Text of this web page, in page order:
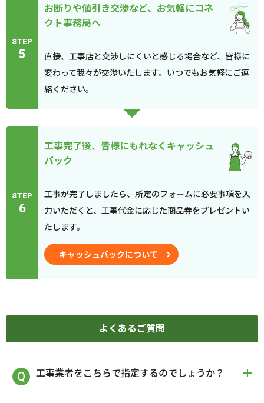
STEP
5
お断りや値引き交渉など、お気軽にコネ
クト事務局へ
直接、工事店と交渉しにくいと感じる場合など、皆様に
変わって我々が交渉いたします。いつでもお気軽にご連
絡ください。
STEP
6
工事完了後、皆様にもれなくキャッシュ
バック
工事が完了しましたら、所定のフォームに必要事項を入
力いただくと、工事代金に応じた商品券をプレゼントい
たします。
キャッシュバックについて
よくあるご質問
工事業者をこちらで指定するのでしょうか？